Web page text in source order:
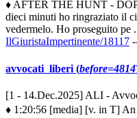
♦ AFTER THE HUNT -
dieci minuti ho ringraziato il
vedermelo. Ho proseguito pe
IlGiuristaImpertinente/18117
avvocati_liberi (before=4814
[1 - 14.Dec.2025] ALI -
♦ 1:20:56 [media] [v. in T]